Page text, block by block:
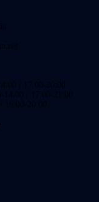
/ 17:00-20:00
14:00 / 17:00-21:00
16:00-20:00